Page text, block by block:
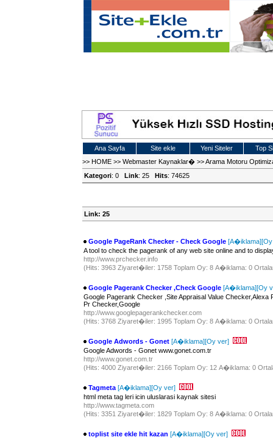
Ana Sayfa Site ekle Yeni Siteler
Top
>> HOME >> Webmaster Kaynaklar� >>Arama Motoru
Kategori: 0 Link: 25 Hits: 74625
Link: 25
Google PageRank Checker - Check Google [A�iklama]
A tool to check the pagerank of any web site online and to
http://www.prchecker.info
(Hits: 3963 Ziyaret�iler: 1758 Toplam Oy: 8 A�iklama: 0
Google Pagerank Checker ,Check Google [A�iklama][Oy
Google Pagerank Checker ,Site Appraisal Value
Pr Checker,Google
http://www.googlepagerankchecker.com
(Hits: 3768 Ziyaret�iler: 1995 Toplam Oy: 8 A�iklama: 0
Google Adwords - Gonet [A�iklama][Oy ver]
Google Adwords - Gonet www.gonet.com.tr
http://www.gonet.com.tr
(Hits: 4000 Ziyaret�iler: 2166 Toplam Oy: 12 A�iklama: 0
Tagmeta [A�iklama][Oy ver]
html meta tag leri icin uluslarasi kaynak sitesi
http://www.tagmeta.com
(Hits: 3351 Ziyaret�iler: 1829 Toplam Oy: 8 A�iklama: 0
toplist site ekle hit kazan [A�iklama][Oy ver]